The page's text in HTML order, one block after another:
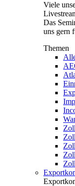
Viele
Das
uns gern
Themen